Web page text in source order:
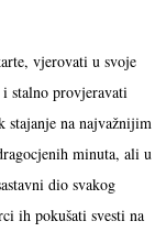
vjerovati u svoje
stalno provjeravati
stajanje na najvažnijim
minuta, ali u
dio svakog
ih pokušati svesti na